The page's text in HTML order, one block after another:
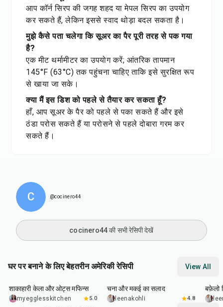
आप कॉर्न सिरप की जगह शहद या मेपल सिरप का उपयोग
कर सकते हैं, लेकिन इससे स्वाद थोड़ा बदल सकता है।
मुझे कैसे पता चलेगा कि सूअर का पैर पूरी तरह से पक गया
है?
एक मीट थर्मामीटर का उपयोग करें; आंतरिक तापमान
145°F (63°C) तक पहुंचना चाहिए ताकि इसे सुरक्षित रूप
से खाया जा सके।
क्या मैं इस डिश को पहले से तैयार कर सकता हूँ?
हाँ, आप सूअर के पैर को पहले से पका सकते हैं और इसे
ठंडा परोस सकते हैं या परोसने से पहले दोबारा गरम कर
सकते हैं।
C @cocinero44
cocinero44 की सभी रेसिपी देखें
घर पर बनाने के लिए बेहतरीन अमेरिकी रेसिपी View All
min
शाकाहारी केला और ओट्स मफिन्स
myegglesskitchen 5.0
40 min
चना और मकई का सलाद
leenakohli 4.8
बफ़ेलो